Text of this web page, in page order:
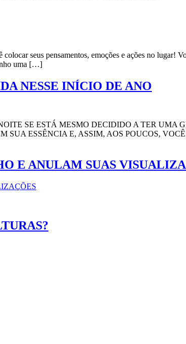
seus pensamentos, emoções e ações no lugar!
uma […]
NESSE INÍCIO DE ANO
SE ESTÁ MESMO DECIDIDO A TER UMA
ESSÊNCIA E, ASSIM, AOS POUCOS,
E ANULAM SUAS